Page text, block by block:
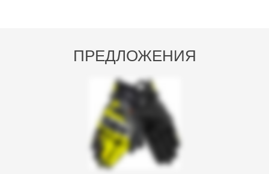
ПРЕДЛОЖЕНИЯ